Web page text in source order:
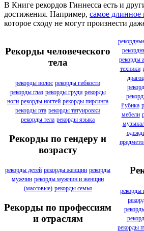
В Книге рекордов Гиннесса есть и
достижения. Например, самое длинное
которое сходу не могут произнести
Рекорды человеческого
тела
рекорды волос рекорды гибкости
рекорды глаз рекорды груди рекорды
ноги рекорды ногтей рекорды пирсинга
рекорды рта рекорды татуировки
рекорды тела рекорды языка
Рекорды по гендеру и
возрасту
рекорды детей рекорды женщин рекорды
мужчин рекорды мужчин и женщин
(массовые) рекорды семья
Рекорды по профессиям
и отраслям
рекорды
техники
Рубика
мебели
рекорды
рекорды